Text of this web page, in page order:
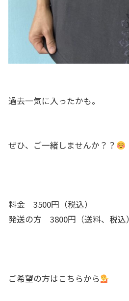
過去一気に入ったかも。
ぜひ、ご一緒しませんか？？
料金 3500円（税込）
発送の方 3800円（送料、税込）
ご希望の方はこちらから